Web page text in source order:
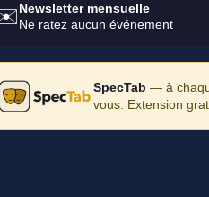
Newsletter mensuelle
Ne ratez aucun événement
SpecTab — à
vous. Extension